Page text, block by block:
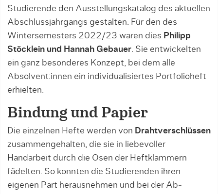
Studieren­de den Ausstellungskatalog des aktuellen
Abschluss­jahrgangs gestalten. Für den des
Wintersemesters 2022/23 waren dies Philipp
Stöcklein und Hannah Ge­bauer. Sie entwickelten
ein ganz besonderes Kon­zept, bei dem alle
Absolvent:innen ein individualisiertes Portfolioheft
erhielten.
Bindung und Papier
Die einzelnen Hefte werden von Drahtverschlüssen
zusammengehalten, die sie in liebevoller
Handarbeit durch die Ösen der Heftklammern
fädelten. So konnten die Studierenden ihren
eigenen Part herausnehmen und bei der Ab­